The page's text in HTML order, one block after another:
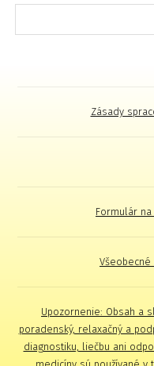
Zásady
Formulár
Upozornenie: Obsah a
poradenský, relaxačný a
diagnostiku, liečbu ani